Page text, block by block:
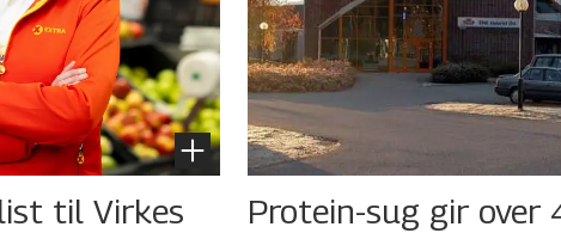
til Virkes
Protein-sug gir over